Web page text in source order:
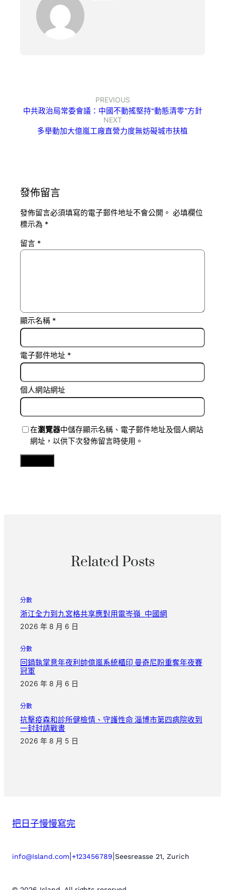
PREVIOUS
中共政治局常委會議：中國不動搖堅持“動態清零”方針
NEXT
多舉動加大億嵐工廠直營力度無妨礙城市扶植
發佈留言
發佈留言必須填寫的電子郵件地址不會公開。 必填欄位
標示為 *
留言 *
顯示名稱 *
電子郵件地址 *
個人網站網址
在瀏覽器中儲存顯示名稱、電子郵件地址及個人網站
網址，以供下次發佈留言時使用。
Related Posts
分數
浙江全力到九宮格共享應對用電岑嶺_中國網
2026 年 8 月 6 日
分數
回鍋執掌意年夜利帥億嵐系統櫃印 曼奇尼盼重奪年夜賽
冠軍
2026 年 8 月 6 日
分數
抗擊疫森和診所健檢情、守護性命 淄博市第四病院收到
一封封請戰書
2026 年 8 月 5 日
把日子慢慢寫完
info@Island.com +123456789 Seesreasse 21, Zurich